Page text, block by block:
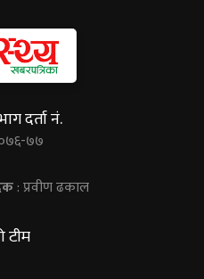
दर्ता नं.
७७
: प्रवीण ढकाल
टीम